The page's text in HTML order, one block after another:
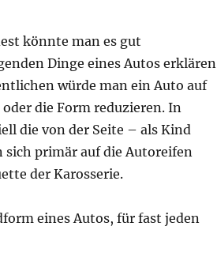
könnte man es gut
Dinge eines Autos erklären
würde man ein Auto auf
die Form reduzieren. In
die von der Seite – als Kind
sich primär auf die Autoreifen
der Karosserie.
eines Autos, für fast jeden